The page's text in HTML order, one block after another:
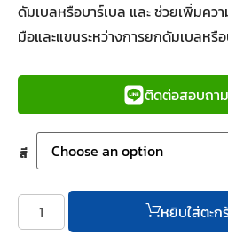
ดัมเบลหรือบาร์เบล และ ช่วยเพิ่มค
มือและแขนระหว่างการยกดัมเบลหรื
ติดต่อสอบถา
สี
หยิบใส่ตะก